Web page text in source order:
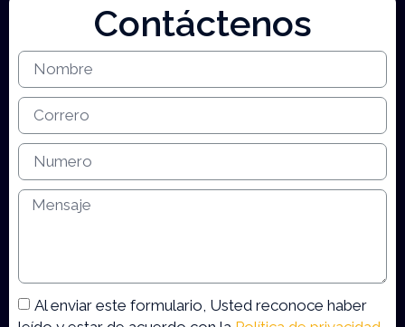
Contáctenos
Al enviar este formulario, Usted reconoce haber